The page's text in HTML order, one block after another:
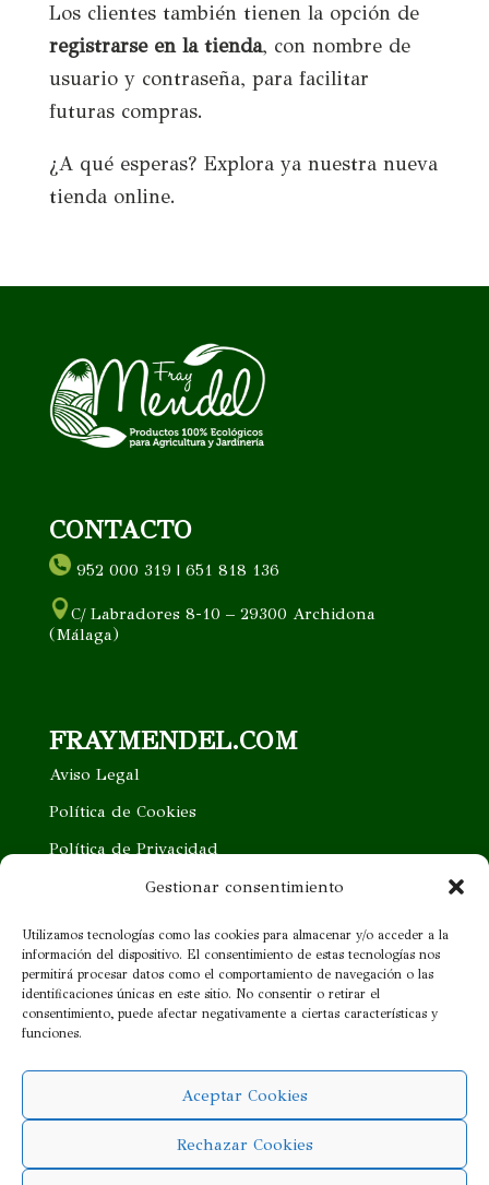
Gestionar consentimiento
Utilizamos tecnologías como las cookies para almacenar y/o acceder a la
información del dispositivo. El consentimiento de estas tecnologías nos
permitirá procesar datos como el comportamiento de navegación o las
identificaciones únicas en este sitio. No consentir o retirar el
consentimiento, puede afectar negativamente a ciertas características y
funciones.
Aceptar Cookies
Rechazar Cookies
Los clientes también tienen la opción de
registrarse en la tienda, con nombre de
usuario y contraseña, para facilitar
futuras compras.
¿A qué esperas? Explora ya nuestra nueva
tienda online.
CONTACTO
952 000 319 | 651 818 136
C/ Labradores 8-10 – 29300 Archidona
(Málaga)
FRAYMENDEL.COM
Aviso Legal
Política de Cookies
Política de Privacidad
Trabaja con nosotros
Proveedor cercano
¡SÍGUENOS!